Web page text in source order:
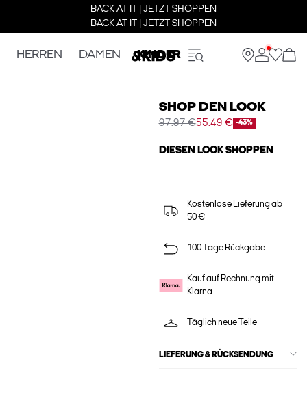
BACK AT IT | JETZT SHOPPEN
BACK AT IT | JETZT SHOPPEN
HERREN DAMEN KINDER
SHOP DEN LOOK
97.97 €55.49 € -43%
DIESEN LOOK SHOPPEN
Kostenlose Lieferung ab
50 €
100 Tage Rückgabe
Kauf auf Rechnung mit
Klarna
Täglich neue Teile
LIEFERUNG & RÜCKSENDUNG